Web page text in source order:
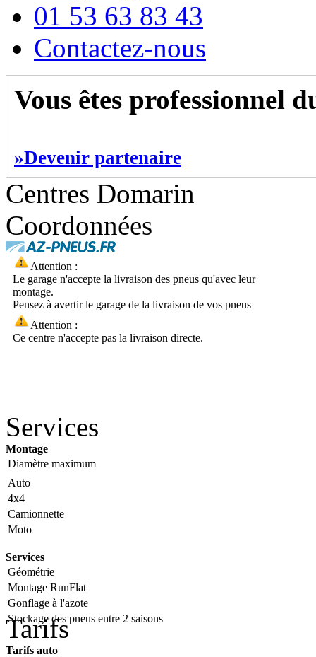
01 53 63 83 43
Contactez-nous
Vous êtes professionnel
»Devenir partenaire
Centres Domarin
Coordonnées
Attention :
Le garage n'accepte la livraison des pneus qu'avec leur
montage.
Pensez à avertir le garage de la livraison de vos pneus
Attention :
Ce centre n'accepte pas la livraison directe.
Services
Montage
Diamètre maximum
Auto
4x4
Camionnette
Moto
Services
Géométrie
Montage RunFlat
Gonflage à l'azote
Stockage des pneus entre 2 saisons
Tarifs
Tarifs auto